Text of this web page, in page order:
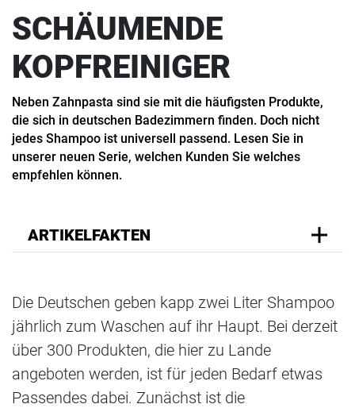
SCHÄUMENDE
KOPFREINIGER
Neben Zahnpasta sind sie mit die häufigsten Produkte,
die sich in deutschen Badezimmern finden. Doch nicht
jedes Shampoo ist universell passend. Lesen Sie in
unserer neuen Serie, welchen Kunden Sie welches
empfehlen können.
ARTIKELFAKTEN
Die Deutschen geben kapp zwei Liter Shampoo
jährlich zum Waschen auf ihr Haupt. Bei derzeit
über 300 Produkten, die hier zu Lande
angeboten werden, ist für jeden Bedarf etwas
Passendes dabei. Zunächst ist die